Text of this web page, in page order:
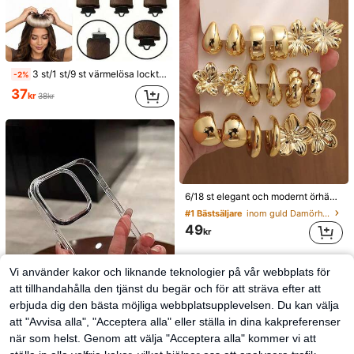
-2% 3 st/1 st/9 st värmelösa locktångset för kvinnor i satin, inkluderar hårlockare, pannbandslockare och elektrisk locktång, inbyggd flexibel metalltråd, lämplig för sömn, högstudsande gummifyllning, mjuk och bekväm, passar normalt hår, skapar avslappnade lockar, europeiskt och amerikanskt minimalistiskt verktyg för stora vågor under sömn, present
37kr 38kr
6/18 st elegant och modernt örhängeset med blommor och geometriska mönster i flerfärgad guldmetallic, damers örhängeset i lätt CCB-material, bleks inte, present för kvinnor
#1 Bästsäljare inom guld Damörhänge Set
49kr
Vi använder kakor och liknande teknologier på vår webbplats för
att tillhandahålla den tjänst du begär och för att sträva efter att
erbjuda dig den bästa möjliga webbplatsupplevelsen. Du kan välja
att "Avvisa alla", "Acceptera alla" eller ställa in dina kakpreferenser
när som helst. Genom att välja "Acceptera alla" kommer vi att